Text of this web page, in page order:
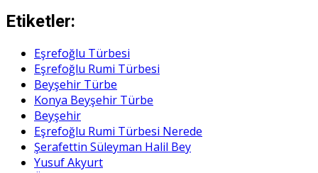
Etiketler:
Eşrefoğlu Türbesi
Eşrefoğlu Rumi Türbesi
Beyşehir Türbe
Konya Beyşehir Türbe
Beyşehir
Eşrefoğlu Rumi Türbesi Nerede
Şerafettin Süleyman Halil Bey
Yusuf Akyurt